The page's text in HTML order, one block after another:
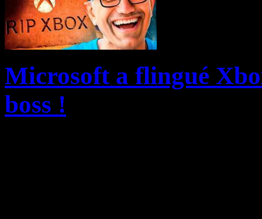
Microsoft a flingué
boss !